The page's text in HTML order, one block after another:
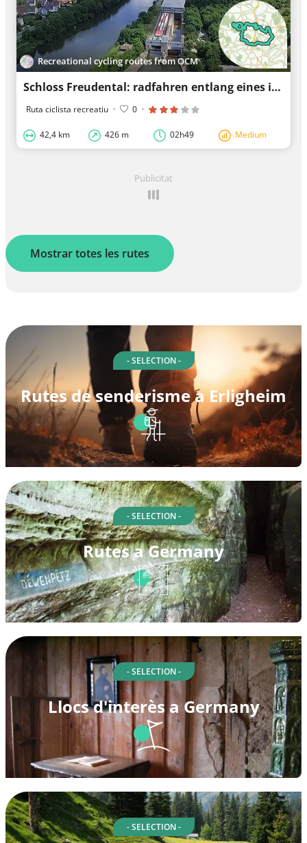
Recreational cycling routes from OCM
Schloss Freudental: radfahren entlang eines imposanten Bauwerks
Ruta ciclista recreatiu · 0 ·
42,4 km 426 m 02h49 Medium
Publicitat
Mostrar totes les rutes
- SELECTION -
Rutes de senderisme a Erligheim
- SELECTION -
Rutes a Germany
- SELECTION -
Llocs d'interès a Germany
- SELECTION -